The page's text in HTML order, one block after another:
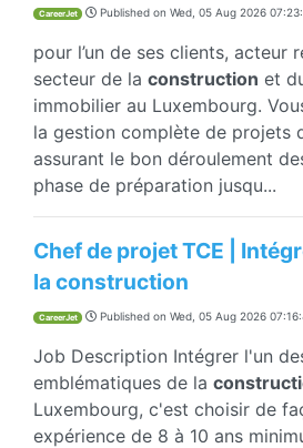
CareerJet Published on Wed, 05 Aug 2026
pour l’un de ses clients, acteur
secteur de la construction et
immobilier au Luxembourg.
la gestion complète de projets
assurant le bon déroulement
phase de préparation jusqu...
Chef de projet TCE |
la construction
CareerJet Published on Wed, 05 Aug 2026
Job Description Intégrer l'un
emblématiques de la
Luxembourg, c'est choisir de
expérience de 8 à 10 ans